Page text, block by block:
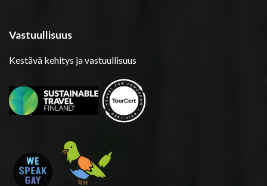
Vastuullisuus
Kestävä kehitys ja vastuullisuus